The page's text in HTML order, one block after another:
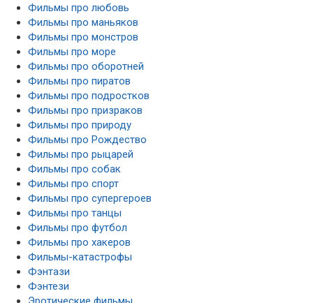
Фильмы про любовь
Фильмы про маньяков
Фильмы про монстров
Фильмы про море
Фильмы про оборотней
Фильмы про пиратов
Фильмы про подростков
Фильмы про призраков
Фильмы про природу
Фильмы про Рождество
Фильмы про рыцарей
Фильмы про собак
Фильмы про спорт
Фильмы про супергероев
Фильмы про танцы
Фильмы про футбол
Фильмы про хакеров
Фильмы-катастрофы
Фэнтази
Фэнтези